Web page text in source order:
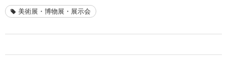
美術展・博物展・展示会